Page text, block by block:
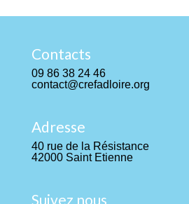
Contacts
09 86 38 24 46
contact@crefadloire.org
Adresse
40 rue de la Résistance
42000 Saint Etienne
Suivez nous